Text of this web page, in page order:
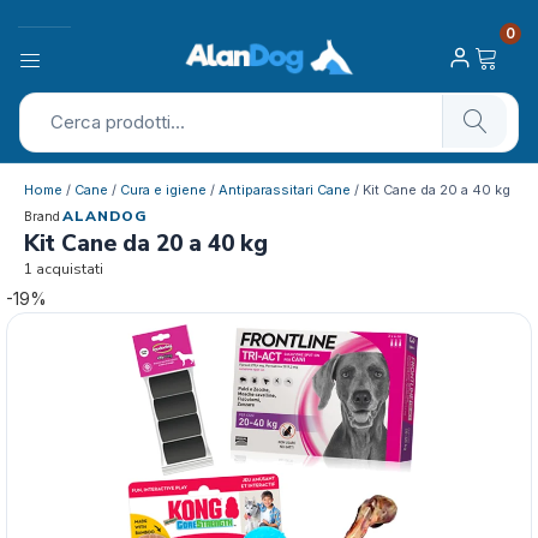
0
Home / Cane / Cura e igiene / Antiparassitari Cane / Kit Cane da 20 a 40 kg
Brand ALANDOG
Kit Cane da 20 a 40 kg
1 acquistati
-19%